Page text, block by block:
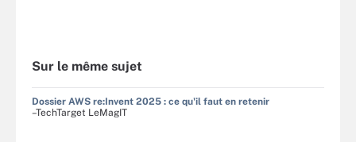
Sur le même sujet
Dossier AWS re:Invent 2025 : ce qu'il faut en retenir
–TechTarget LeMagIT